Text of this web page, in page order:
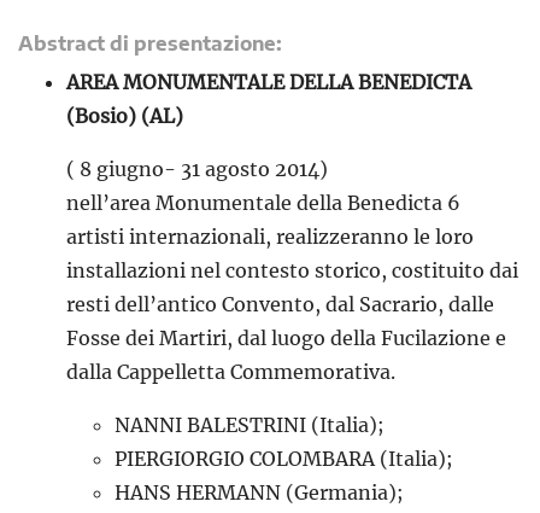
Abstract di presentazione:
AREA MONUMENTALE DELLA BENEDICTA
(Bosio) (AL)
( 8 giugno- 31 agosto 2014)
nell’area Monumentale della Benedicta 6
artisti internazionali, realizzeranno le loro
installazioni nel contesto storico, costituito dai
resti dell’antico Convento, dal Sacrario, dalle
Fosse dei Martiri, dal luogo della Fucilazione e
dalla Cappelletta Commemorativa.
NANNI BALESTRINI (Italia);
PIERGIORGIO COLOMBARA (Italia);
HANS HERMANN (Germania);